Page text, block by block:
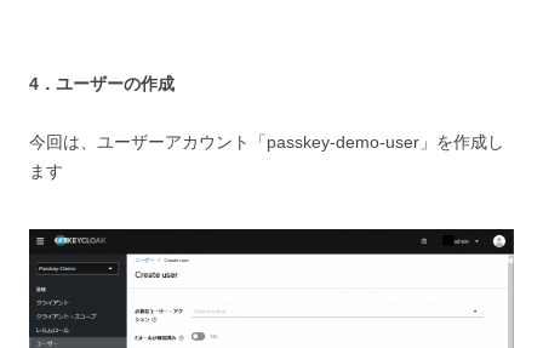
4．ユーザーの作成
今回は、ユーザーアカウント「passkey-demo-user」を作成し
ます